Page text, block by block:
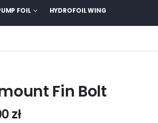
FOIL HYDROFOIL WING
Fin Bolt
zł